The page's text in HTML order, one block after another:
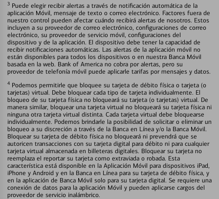
3 Puede elegir recibir alertas a través de notificación automática de la
aplicación Móvil, mensaje de texto o correo electrónico. Factores fuera de
nuestro control pueden afectar cuándo recibirá alertas de nosotros. Estos
incluyen a su proveedor de correo electrónico, configuraciones de correo
electrónico, su proveedor de servicio móvil, configuraciones del
dispositivo y de la aplicación. El dispositivo debe tener la capacidad de
recibir notificaciones automáticas. Las alertas de la aplicación móvil no
están disponibles para todos los dispositivos o en nuestra Banca Móvil
basada en la web. Bank of America no cobra por alertas, pero su
proveedor de telefonía móvil puede aplicarle tarifas por mensajes y datos.
4 Podemos permitirle que bloquee su tarjeta de débito física o tarjeta (o
tarjetas) virtual. Debe bloquear cada tipo de tarjeta individualmente. El
bloqueo de su tarjeta física no bloqueará su tarjeta (o tarjetas) virtual. De
manera similar, bloquear una tarjeta virtual no bloqueará su tarjeta física ni
ninguna otra tarjeta virtual distinta. Cada tarjeta virtual debe bloquearse
individualmente. Podemos brindarle la posibilidad de solicitar o eliminar un
bloqueo a su discreción a través de la Banca en Línea y/o la Banca Móvil.
Bloquear su tarjeta de débito física no bloqueará ni prevendrá que se
autoricen transacciones con su tarjeta digital para débito ni para cualquier
tarjeta virtual almacenada en billeteras digitales. Bloquear su tarjeta no
reemplaza el reportar su tarjeta como extraviada o robada. Esta
característica está disponible en la Aplicación Móvil para dispositivos iPad,
iPhone y Android y en la Banca en Línea para su tarjeta de débito física, y
en la aplicación de Banca Móvil solo para su tarjeta digital. Se requiere una
conexión de datos para la aplicación Móvil y pueden aplicarse cargos del
proveedor de servicio inalámbrico.